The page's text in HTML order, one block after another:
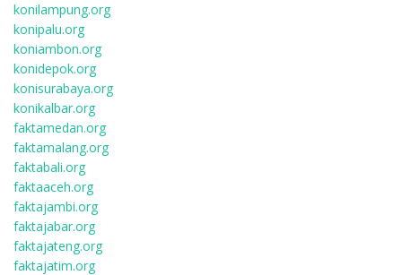
konilampung.org
konipalu.org
koniambon.org
konidepok.org
konisurabaya.org
konikalbar.org
faktamedan.org
faktamalang.org
faktabali.org
faktaaceh.org
faktajambi.org
faktajabar.org
faktajateng.org
faktajatim.org